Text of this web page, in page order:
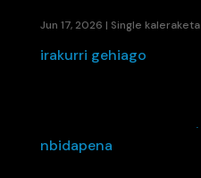
Jun 17, 2026 | Single kaleraketa
irakurri gehiago